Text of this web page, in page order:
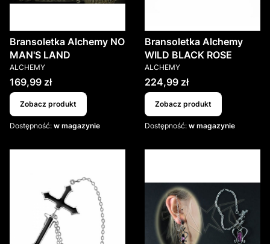
Bransoletka Alchemy NO
MAN'S LAND
PRODUCENT
ALCHEMY
Cena
169,99 zł
Zobacz produkt
Dostępność: w magazynie
Bransoletka Alchemy
WILD BLACK ROSE
PRODUCENT
ALCHEMY
Cena
224,99 zł
Zobacz produkt
Dostępność: w magazynie